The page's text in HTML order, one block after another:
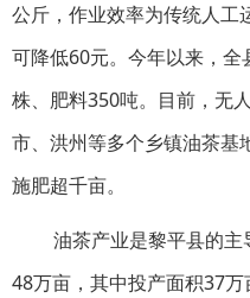
公斤，作业效率为传统人工
可降低60元。今年以来，
株、肥料350吨。目前，无
市、洪州等多个乡镇油茶基
施肥超千亩。
油茶产业是黎平县的
48万亩，其中投产面积37